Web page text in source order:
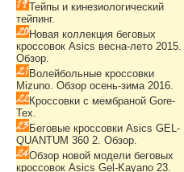
Тейпы и кинезиологический
тейпинг.
Новая коллекция беговых
кроссовок Asics весна-лето 2015.
Обзор.
Волейбольные кроссовки
Mizuno. Обзор осень-зима 2016.
Кроссовки с мембраной Gore-
Tex.
Беговые кроссовки Asics GEL-
QUANTUM 360 2. Обзор.
Обзор новой модели беговых
кроссовок Asics Gel-Kayano 23.